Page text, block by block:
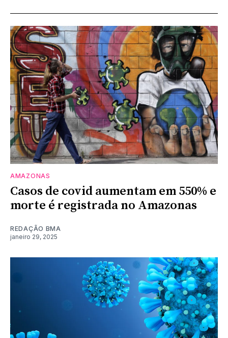
AMAZONAS
Casos de covid aumentam em 550% e
morte é registrada no Amazonas
REDAÇÃO BMA
janeiro 29, 2025